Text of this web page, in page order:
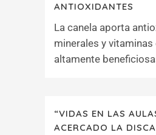
ANTIOXIDANTES
La canela aporta
minerales y
altamente
“VIDAS EN LAS
ACERCADO LA